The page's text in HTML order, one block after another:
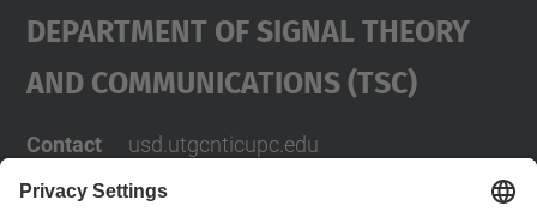
Department Of Signal Theory
And Communications (TSC)
Contact usd.utgcnticupc.edu
UPC Campus Nord, C/Jordi Girona 1-3,